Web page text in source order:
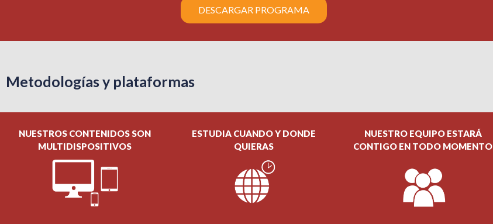
DESCARGAR PROGRAMA
Metodologías y plataformas
NUESTROS CONTENIDOS SON
MULTIDISPOSITIVOS
ESTUDIA CUANDO Y DONDE
QUIERAS
NUESTRO EQUIPO ESTARÁ
CONTIGO EN TODO MOMENTO